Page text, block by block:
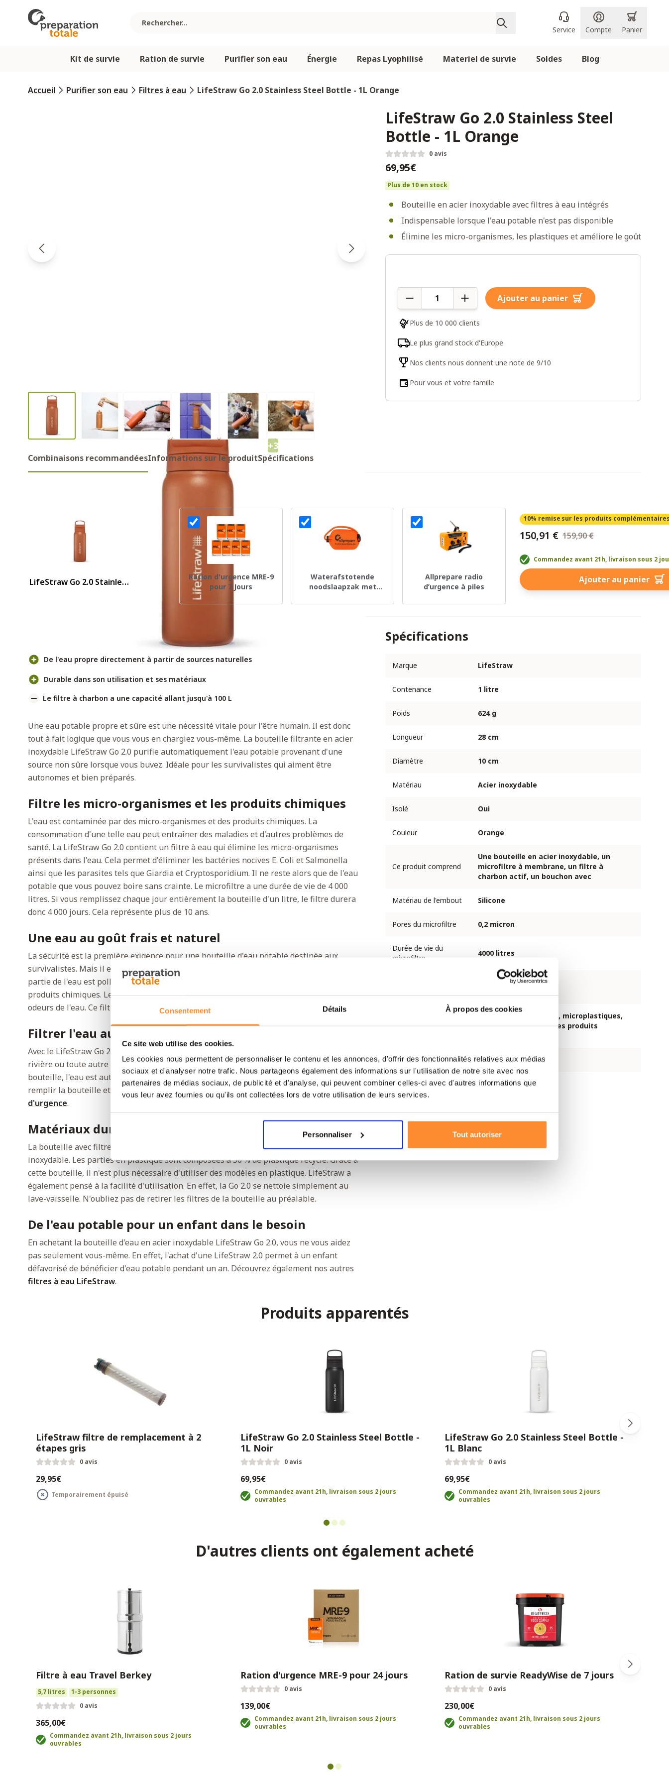
Consentement Détails À propos des cookies
Ce site web utilise des cookies.
Les cookies nous permettent de personnaliser le contenu et les annonces, d'offrir des fonctionnalités relatives aux médias
sociaux et d'analyser notre trafic. Nous partageons également des informations sur l'utilisation de notre site avec nos
partenaires de médias sociaux, de publicité et d'analyse, qui peuvent combiner celles-ci avec d'autres informations que
vous leur avez fournies ou qu'ils ont collectées lors de votre utilisation de leurs services.
Personnaliser Tout autoriser
Kit de survie Ration de survie Purifier son eau Énergie Repas Lyophilisé Materiel de survie Soldes Blog
Service Compte Panier
Accueil Purifier son eau Filtres à eau LifeStraw Go 2.0 Stainless Steel Bottle - 1L Orange
+3
LifeStraw Go 2.0 Stainless Steel
Bottle - 1L Orange
0 avis
69,95€
Plus de 10 en stock
Bouteille en acier inoxydable avec filtres à eau intégrés
Indispensable lorsque l'eau potable n'est pas disponible
Élimine les micro-organismes, les plastiques et améliore le goût
Ajouter au panier
Plus de 10 000 clients
Le plus grand stock d'Europe
Nos clients nous donnent une note de 9/10
Pour vous et votre famille
Combinaisons recommandéesInformations sur le produitSpécifications
LifeStraw Go 2.0 Stainless
Ration d'urgence MRE-9
pour 7 Jours
Waterafstotende
noodslaapzak met
Allprepare radio
d’urgence à piles
10% remise sur les produits
150,91 € 159,90 €
Commandez avant 21h, livraison sous 2
Ajouter au panier
De l'eau propre directement à partir de sources naturelles
Durable dans son utilisation et ses matériaux
Le filtre à charbon a une capacité allant jusqu'à 100 L
Une eau potable propre et sûre est une nécessité vitale pour l'être humain. Il est donc
tout à fait logique que vous vous en chargiez vous-même. La bouteille filtrante en acier
inoxydable LifeStraw Go 2.0 purifie automatiquement l'eau potable provenant d'une
source non sûre lorsque vous buvez. Idéale pour les survivalistes qui aiment être
autonomes et bien préparés.
Filtre les micro-organismes et les produits chimiques
L'eau est contaminée par des micro-organismes et des produits chimiques. La
consommation d'une telle eau peut entraîner des maladies et d'autres problèmes de
santé. La LifeStraw Go 2.0 contient un filtre à eau qui élimine les micro-organismes
présents dans l'eau. Cela permet d'éliminer les bactéries nocives E. Coli et Salmonella
ainsi que les parasites tels que Giardia et Cryptosporidium. Il ne reste alors que de l'eau
potable que vous pouvez boire sans crainte. Le microfiltre a une durée de vie de 4 000
litres. Si vous remplissez chaque jour entièrement la bouteille d'un litre, le filtre durera
donc 4 000 jours. Cela représente plus de 10 ans.
Une eau au goût frais et naturel
La sécurité est la première exigence pour une bouteille d'eau potable destinée aux
survivalistes. Mais il est également agréable que l'eau ait un goût naturel. Une grande
partie de l'eau est polluée, par exemple par le chlore, les microplastiques et d'autres
produits chimiques. Le LifeStraw Go 2.0 contient un filtre séparé qui élimine ces goûts et
odeurs de l'eau. Ce filtre à charbon a une durée de vie de 100 litres d'eau.
Filtrer l'eau automatiquement
Avec le LifeStraw Go 2.0, vous pouvez sans crainte prélever de l'eau dans un ruisseau, une
rivière ou toute autre source dont vous n'êtes pas tout à fait sûr. Lorsque vous buvez à la
bouteille, l'eau est automatiquement poussée à travers les filtres. Il vous suffit donc de
remplir la bouteille et de boire pour obtenir un effet maximal. Idéal pour unkit
d'urgence.
Matériaux durables
La bouteille avec filtre à eau LifeStraw Go 2.0 Stainless Steel est fabriquée en acier
inoxydable. Les parties en plastique sont composées à 50 % de plastique recyclé. Grâce à
cette bouteille, il n'est plus nécessaire d'utiliser des modèles en plastique. LifeStraw a
également pensé à la facilité d'utilisation. En effet, la Go 2.0 se nettoie simplement au
lave-vaisselle. N'oubliez pas de retirer les filtres de la bouteille au préalable.
De l'eau potable pour un enfant dans le besoin
En achetant la bouteille d'eau en acier inoxydable LifeStraw Go 2.0, vous ne vous aidez
pas seulement vous-même. En effet, l'achat d'une LifeStraw 2.0 permet à un enfant
défavorisé de bénéficier d'eau potable pendant un an. Découvrez également nos autres
filtres à eau LifeStraw.
Spécifications
Marque LifeStraw
Contenance 1 litre
Poids 624 g
Longueur 28 cm
Diamètre 10 cm
Matériau Acier inoxydable
Isolé Oui
Couleur Orange
Ce produit comprend
Une bouteille en acier inoxydable, un
microfiltre à membrane, un filtre à
charbon actif, un bouchon avec
Matériau de l'embout Silicone
Pores du microfiltre 0,2 micron
Durée de vie du
microfiltre
4000 litres
Filtre
bactéries et parasites, microplastiques,
saletés et sel, réduit les produits
Ne réduit pas plomb, virus et PFAS
Produits apparentés
LifeStraw filtre de remplacement à 2
étapes gris
0 avis
29,95€
Temporairement épuisé
LifeStraw Go 2.0 Stainless Steel Bottle -
1L Noir
0 avis
69,95€
Commandez avant 21h, livraison sous 2 jours
ouvrables
LifeStraw Go 2.0 Stainless Steel Bottle -
1L Blanc
0 avis
69,95€
Commandez avant 21h, livraison sous 2 jours
ouvrables
D'autres clients ont également acheté
Filtre à eau Travel Berkey
5,7 litres
1-3 personnes
0 avis
365,00€
Commandez avant 21h, livraison sous 2 jours
ouvrables
Ration d'urgence MRE-9 pour 24 jours
0 avis
139,00€
Commandez avant 21h, livraison sous 2 jours
ouvrables
Ration de survie ReadyWise de 7 jours
0 avis
230,00€
Commandez avant 21h, livraison sous 2 jours
ouvrables